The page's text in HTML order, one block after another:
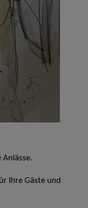
Ihre Gäste und